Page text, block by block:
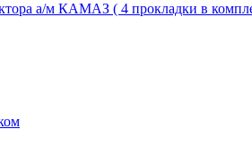
а/м КАМАЗ ( 4 прокладки в